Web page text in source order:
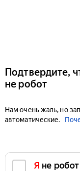
Подтвердите,
не робот
Нам очень жаль, но
автоматические.
Я не робот